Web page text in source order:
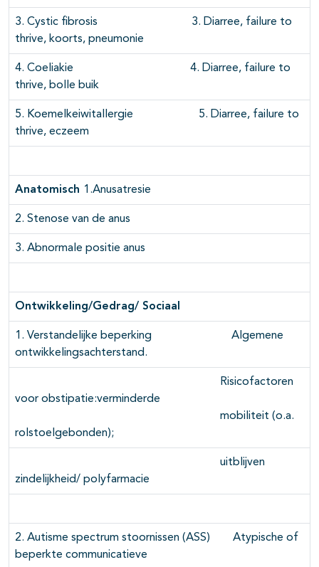
3. Cystic fibrosis 3. Diarree, failure to
thrive, koorts, pneumonie
4. Coeliakie 4. Diarree, failure to
thrive, bolle buik
5. Koemelkeiwitallergie 5. Diarree, failure to
thrive, eczeem
Anatomisch 1.Anusatresie
2. Stenose van de anus
3. Abnormale positie anus
Ontwikkeling/Gedrag/ Sociaal
1. Verstandelijke beperking Algemene
ontwikkelingsachterstand.
Risicofactoren
voor obstipatie:verminderde
mobiliteit (o.a.
rolstoelgebonden);
uitblijven
zindelijkheid/ polyfarmacie
2. Autisme spectrum stoornissen (ASS) Atypische of
beperkte communicatieve